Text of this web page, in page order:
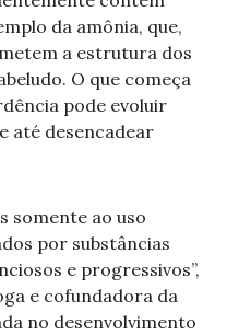
da amônia, que,
a estrutura dos
O que começa
pode evoluir
até desencadear
somente ao uso
por substâncias
e progressivos”,
e cofundadora da
no desenvolvimento